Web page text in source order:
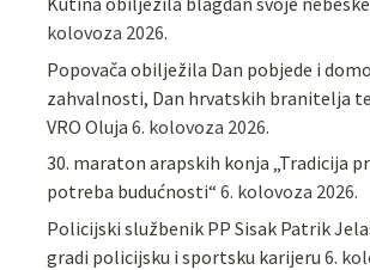
kolovoza 2026.
Popovača obilježila Dan pobjede i
zahvalnosti, Dan hrvatskih branitelja
VRO Oluja 6. kolovoza 2026.
30. maraton arapskih konja „Tradicija
potreba budućnosti“ 6. kolovoza 2026.
Policijski službenik PP Sisak Patrik
gradi policijsku i sportsku karijeru 6.